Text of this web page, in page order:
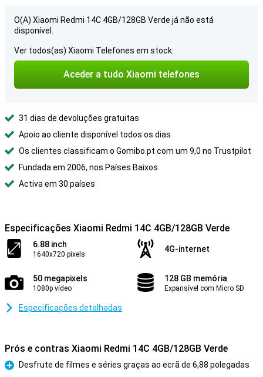
O(A) Xiaomi Redmi 14C 4GB/128GB Verde já não está
disponível.
Ver todos(as) Xiaomi Telefones em stock:
Aceder a tudo Xiaomi telefones
31 dias de devoluções gratuitas
Apoio ao cliente disponível todos os dias
Os clientes classificam o Gomibo.pt com um 9,0 no Trustpilot
Fundada em 2006, nos Países Baixos
Activa em 30 países
Especificações Xiaomi Redmi 14C 4GB/128GB Verde
6.88 inch
1640x720 pixels
4G-internet
50 megapixels
1080p vídeo
128 GB memória
Expansível com Micro SD
Especificações detalhadas
Prós e contras Xiaomi Redmi 14C 4GB/128GB Verde
Prós
Desfrute de filmes e séries graças ao ecrã de 6,88 polegadas